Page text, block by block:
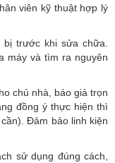
viên kỹ thuật hợp lý
trước khi sửa chữa.
máy và tìm ra nguyên
chủ nhà, báo giá trọn
đồng ý thực hiện thì
Đảm bảo linh kiện
sử dụng đúng cách,